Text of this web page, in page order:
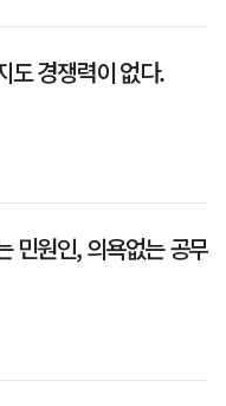
도 경쟁력이 없다.
민원인, 의욕없는 공무